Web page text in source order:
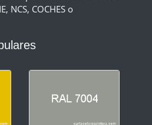
NCS, COCHES o